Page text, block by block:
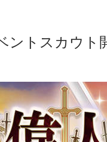
ントスカウト